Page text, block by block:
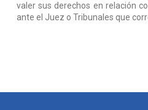
valer sus derechos en relación
ante el Juez o Tribunales que